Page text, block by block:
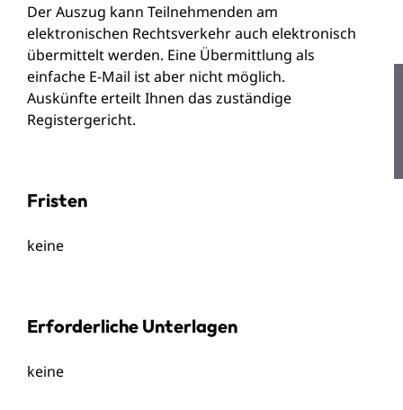
Der Auszug kann Teilnehmenden am
elektronischen Rechtsverkehr auch elektronisch
übermittelt werden. Eine Übermittlung als
einfache E-Mail ist aber nicht möglich.
Auskünfte erteilt Ihnen das zuständige
Registergericht.
Fristen
keine
Erforderliche Unterlagen
keine